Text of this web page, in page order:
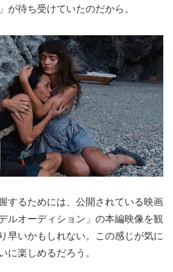
が待ち受けていたのだから。
するためには、公開されている映画
ルオーディション」の本編映像を観
早いかもしれない。この感じが気に
に楽しめるだろう。